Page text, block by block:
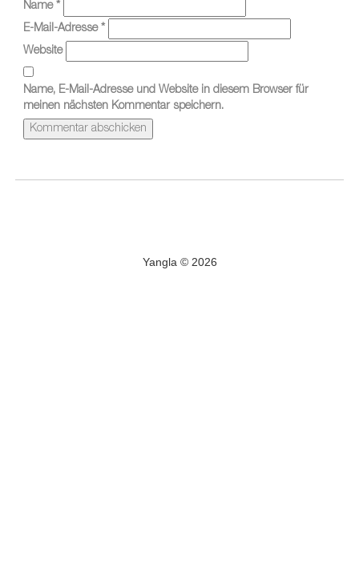
Name *
E-Mail-Adresse *
Website
Name, E-Mail-Adresse und Website in diesem Browser für
meinen nächsten Kommentar speichern.
Yangla © 2026